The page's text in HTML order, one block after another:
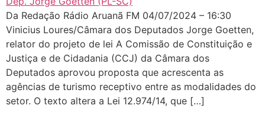
Da Redação Rádio Aruanã FM 04/07/2024 – 16:30
Vinicius Loures/Câmara dos Deputados Jorge Goetten,
relator do projeto de lei A Comissão de Constituição e
Justiça e de Cidadania (CCJ) da Câmara dos
Deputados aprovou proposta que acrescenta as
agências de turismo receptivo entre as modalidades do
setor. O texto altera a Lei 12.974/14, que […]